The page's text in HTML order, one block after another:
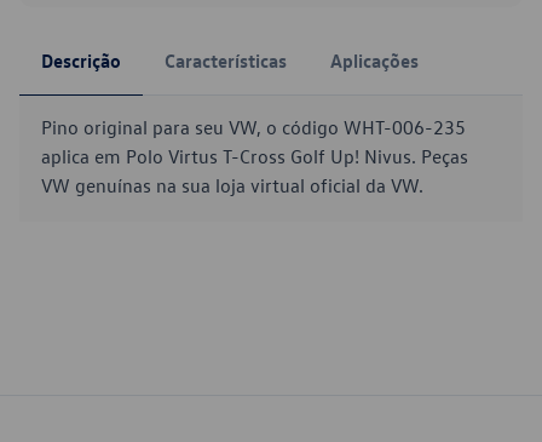
Descrição Características Aplicações
Pino original para seu VW, o código WHT-006-235
aplica em Polo Virtus T-Cross Golf Up! Nivus. Peças
VW genuínas na sua loja virtual oficial da VW.